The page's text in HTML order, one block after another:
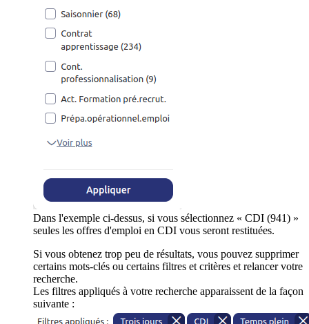
Dans l'exemple ci-dessus, si vous sélectionnez « CDI (941) »
seules les offres d'emploi en CDI vous seront restituées.
Si vous obtenez trop peu de résultats, vous pouvez supprimer
certains mots-clés ou certains filtres et critères et relancer votre
recherche.
Les filtres appliqués à votre recherche apparaissent de la façon
suivante :